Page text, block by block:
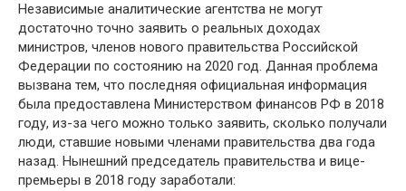
Независимые аналитические агентства не могут
достаточно точно заявить о реальных доходах
министров, членов нового правительства Российской
Федерации по состоянию на 2020 год. Данная проблема
вызвана тем, что последняя официальная информация
была предоставлена Министерством финансов РФ в 2018
году, из-за чего можно только заявить, сколько получали
люди, ставшие новыми членами правительства два года
назад. Нынешний председатель правительства и вице-
премьеры в 2018 году заработали: